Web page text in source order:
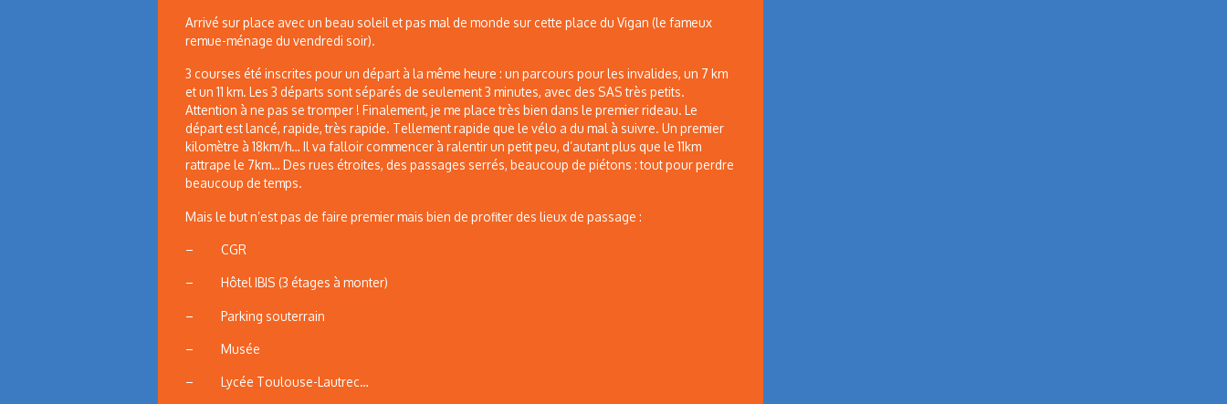
Arrivé sur place avec un beau soleil et pas mal de monde sur cette place du Vigan (le fameux
remue-ménage du vendredi soir).
3 courses été inscrites pour un départ à la même heure : un parcours pour les invalides, un 7 km
et un 11 km. Les 3 départs sont séparés de seulement 3 minutes, avec des SAS très petits.
Attention à ne pas se tromper ! Finalement, je me place très bien dans le premier rideau. Le
départ est lancé, rapide, très rapide. Tellement rapide que le vélo a du mal à suivre. Un premier
kilomètre à 18km/h… Il va falloir commencer à ralentir un petit peu, d’autant plus que le 11km
rattrape le 7km… Des rues étroites, des passages serrés, beaucoup de piétons : tout pour perdre
beaucoup de temps.
Mais le but n’est pas de faire premier mais bien de profiter des lieux de passage :
– CGR
– Hôtel IBIS (3 étages à monter)
– Parking souterrain
– Musée
– Lycée Toulouse-Lautrec…